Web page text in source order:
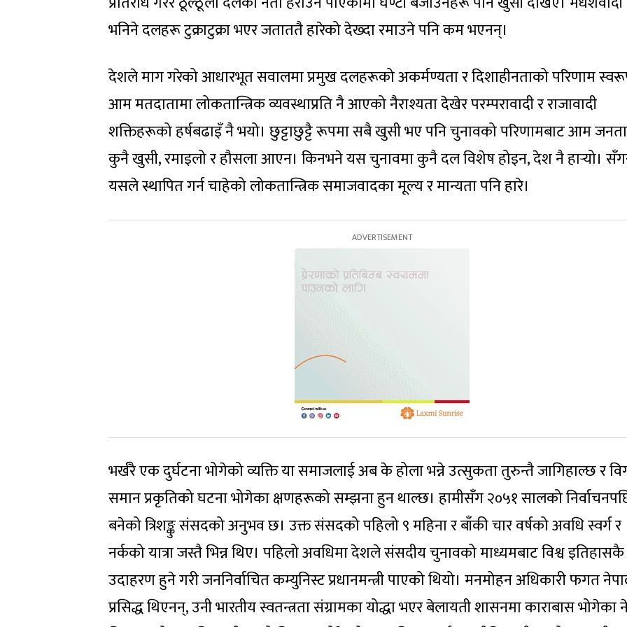
भनिने दलहरू टुक्राटुक्रा भएर जताततै हारेको देख्दा रमाउने पनि कम भएनन्।
देशले माग गरेको आधारभूत सवालमा प्रमुख दलहरूको अकर्मण्यता र दिशाहीनताको परिणाम
आम मतदातामा लोकतान्त्रिक व्यवस्थाप्रति नै आएको नैराश्यता देखेर परम्परावादी र राजावादी
शक्तिहरूको हर्षबढाइँ नै भयो। छुट्टाछुट्टै रूपमा सबै खुसी भए पनि चुनावको परिणामबाट आम
कुनै खुसी, रमाइलो र हौसला आएन। किनभने यस चुनावमा कुनै दल विशेष होइन, देश नै हार्‍यो।
यसले स्थापित गर्न चाहेको लोकतान्त्रिक समाजवादका मूल्य र मान्यता पनि हारे।
भर्खरै एक दुर्घटना भोगेको व्यक्ति या समाजलाई अब के होला भन्ने उत्सुकता तुरुन्तै जागिहाल्छ र
समान प्रकृतिको घटना भोगेका क्षणहरूको सम्झना हुन थाल्छ। हामीसँग २०५१ सालको
बनेको त्रिशङ्कु संसदको अनुभव छ। उक्त संसदको पहिलो ९ महिना र बाँकी चार वर्षको अवधि स्वर्ग र
नर्कको यात्रा जस्तै भिन्न थिए। पहिलो अवधिमा देशले संसदीय चुनावको माध्यमबाट विश्व
उदाहरण हुने गरी जननिर्वाचित कम्युनिस्ट प्रधानमन्त्री पाएको थियो। मनमोहन अधिकारी फगत
प्रसिद्ध थिएनन्, उनी भारतीय स्वतन्त्रता संग्रामका योद्धा भएर बेलायती शासनमा काराबास भोगेका